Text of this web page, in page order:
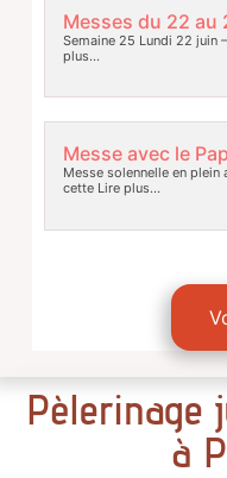
Messes du 22 au
Semaine 25 Lundi 22 juin
plus…
Messe avec le
Messe solennelle en plein
cetteLire plus…
Pèlerinage
à